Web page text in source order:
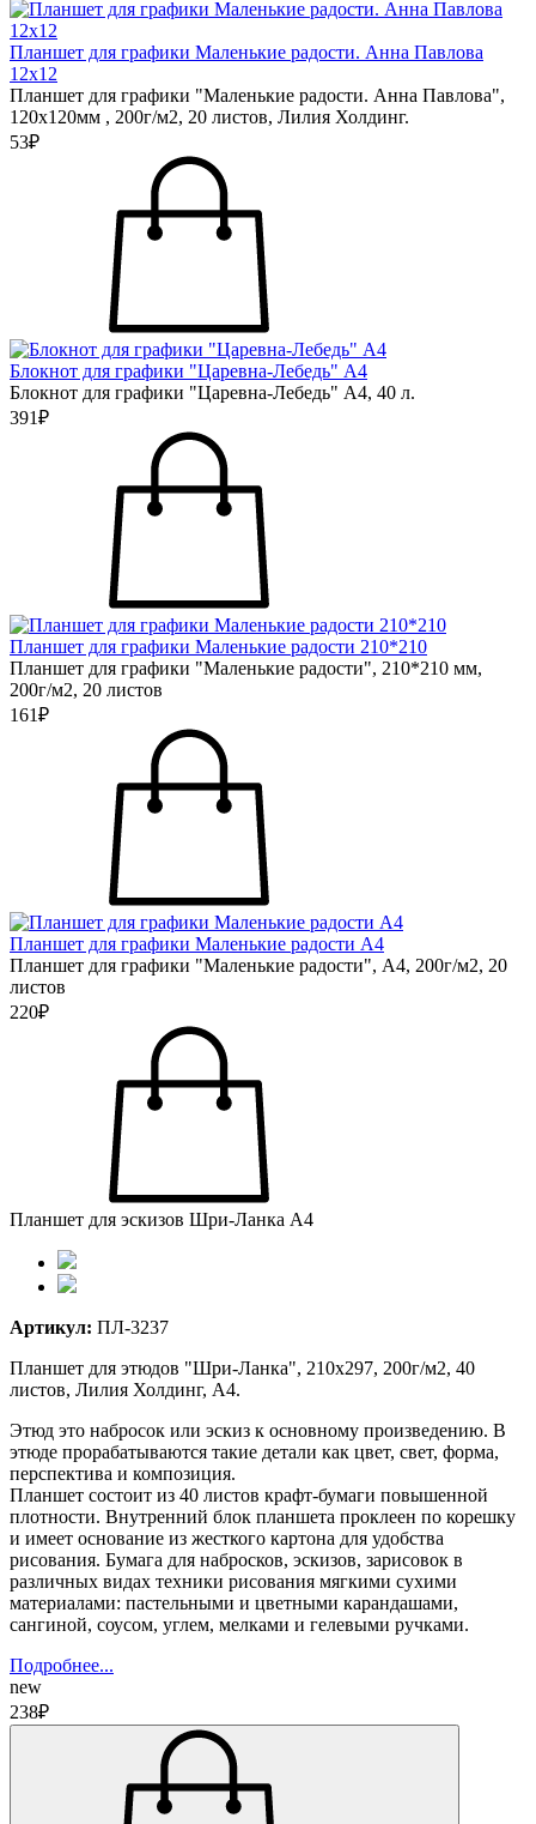
Планшет для графики Маленькие радости. Анна Павлова
12х12
Планшет для графики "Маленькие радости. Анна Павлова",
120х120мм , 200г/м2, 20 листов, Лилия Холдинг.
53₽
Блокнот для графики "Царевна-Лебедь" А4
Блокнот для графики "Царевна-Лебедь" А4, 40 л.
391₽
Планшет для графики Маленькие радости 210*210
Планшет для графики "Маленькие радости", 210*210 мм,
200г/м2, 20 листов
161₽
Планшет для графики Маленькие радости А4
Планшет для графики "Маленькие радости", А4, 200г/м2, 20
листов
220₽
Планшет для эскизов Шри-Ланка А4
Артикул: ПЛ-3237
Планшет для этюдов "Шри-Ланка", 210х297, 200г/м2, 40
листов, Лилия Холдинг, А4.
Этюд это набросок или эскиз к основному произведению. В
этюде прорабатываются такие детали как цвет, свет, форма,
перспектива и композиция.
Планшет состоит из 40 листов крафт-бумаги повышенной
плотности. Внутренний блок планшета проклеен по корешку
и имеет основание из жесткого картона для удобства
рисования. Бумага для набросков, эскизов, зарисовок в
различных видах техники рисования мягкими сухими
материалами: пастельными и цветными карандашами,
сангиной, соусом, углем, мелками и гелевыми ручками.
Подробнее...
new
238₽